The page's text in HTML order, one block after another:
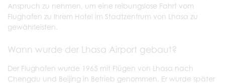
Anspruch zu nehmen, um eine reibungslose Fahrt vom
Flughafen zu Ihrem Hotel im Stadtzentrum von Lhasa zu
gewährleisten.
Wann wurde der Lhasa Airport gebaut?
Der Flughafen wurde 1965 mit Flügen von Lhasa nach
Chengdu und Beijing in Betrieb genommen. Er wurde später